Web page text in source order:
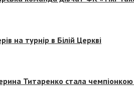
на турнір в Білій Церкві
Титаренко стала